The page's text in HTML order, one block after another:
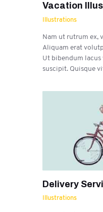
Vacation
Illustrations
Nam ut rutrum ex,
Aliquam erat
Ut bibendum
suscipit. Quisque
Delivery
Illustrations